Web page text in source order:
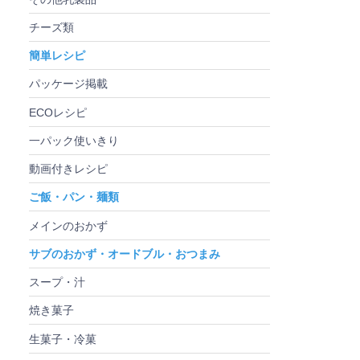
チーズ類
簡単レシピ
パッケージ掲載
ECOレシピ
一パック使いきり
動画付きレシピ
ご飯・パン・麺類
メインのおかず
サブのおかず・オードブル・おつまみ
スープ・汁
焼き菓子
生菓子・冷菓